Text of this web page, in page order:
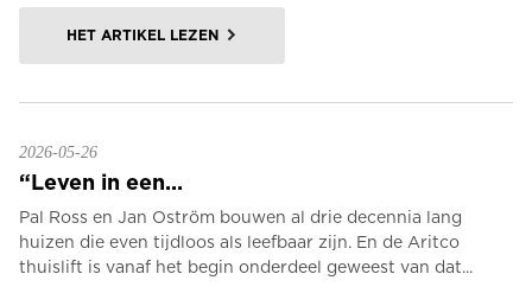
HET ARTIKEL LEZEN
2026-05-26
“Leven in een...
Pal Ross en Jan Oström bouwen al drie decennia lang
huizen die even tijdloos als leefbaar zijn. En de Aritco
thuislift is vanaf het begin onderdeel geweest van dat...